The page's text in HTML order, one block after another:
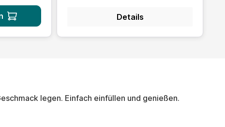
Details
legen. Einfach einfüllen und genießen.